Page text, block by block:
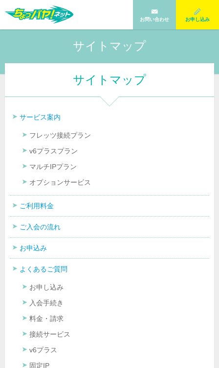
お問い合わせ お申し込み
サイトマップ
サイトマップ
サービス案内
フレッツ接続プラン
v6プラスプラン
マルチIPプラン
オプションサービス
ご利用料金
ご入会の流れ
お申込み
よくあるご質問
お申し込み
入会手続き
料金・請求
接続サービス
v6プラス
固定IP